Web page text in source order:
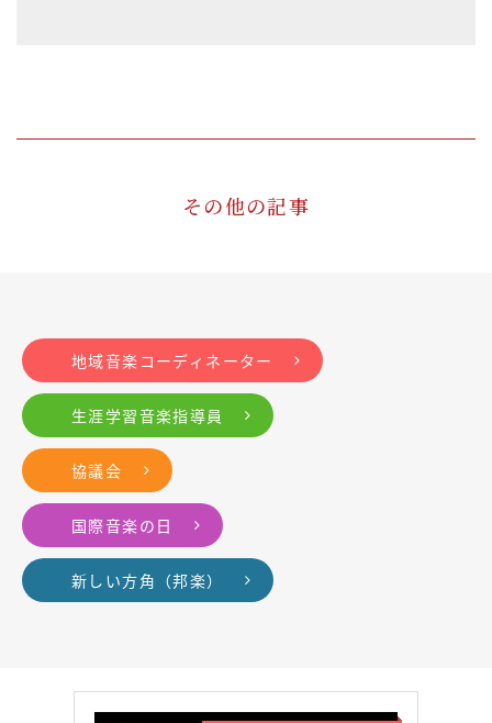
その他の記事
地域音楽コーディネーター
生涯学習音楽指導員
協議会
国際音楽の日
新しい方角（邦楽）